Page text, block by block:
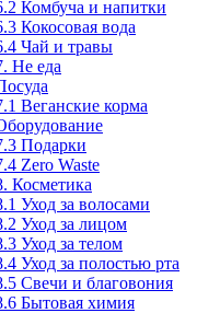
Комбуча и напитки
Кокосовая вода
Чай и травы
Не еда
Веганские корма
Подарки
Zero Waste
Косметика
Уход за волосами
Уход за лицом
Уход за телом
Уход за полостью рта
Свечи и благовония
Бытовая химия